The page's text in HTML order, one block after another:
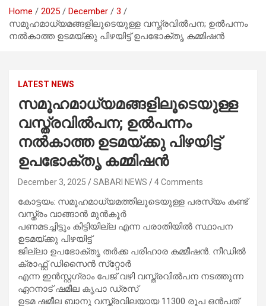
Home 2025 December
3
സമൂഹമാധ്യമങ്ങളിലൂടെയുള്ള വസ്ത്രവിൽപന; ഉൽപന്നം
നൽകാത്ത ഉടമയ്ക്കു പിഴയിട്ട് ഉപഭോക്തൃ കമ്മിഷൻ
LATEST NEWS
സമൂഹമാധ്യമങ്ങളിലൂടെയുള്ള
വസ്ത്രവിൽപന; ഉൽപന്നം
നൽകാത്ത ഉടമയ്ക്കു പിഴയിട്ട്
ഉപഭോക്തൃ കമ്മിഷൻ
December 3, 2025 SABARI NEWS 4 Comments
കോട്ടയം: സമൂഹമാധ്യമത്തിലൂടെയുള്ള പരസ്യം കണ്ട്
വസ്ത്രം വാങ്ങാൻ മുൻകൂർ
പണമടച്ചിട്ടും കിട്ടിയില്ല എന്ന പരാതിയിൽ സ്ഥാപന
ഉടമയ്ക്കു പിഴയിട്ട്
ജില്ലാ ഉപഭോക്തൃ തർക്ക പരിഹാര കമ്മീഷൻ. നീഡിൽ
ക്രാഫ്റ്റ് ഡിസൈൻ സ്‌റ്റോർ
എന്ന ഇൻസ്റ്റഗ്രാം പേജ് വഴി വസ്ത്രവിൽപന നടത്തുന്ന
ഏറനാട് ഷമീല കൃപാ ഡ്രസ്
ഉടമ ഷമീല ബാനു വസ്ത്രവിലയായ 11300 രൂപ ഒൻപത്